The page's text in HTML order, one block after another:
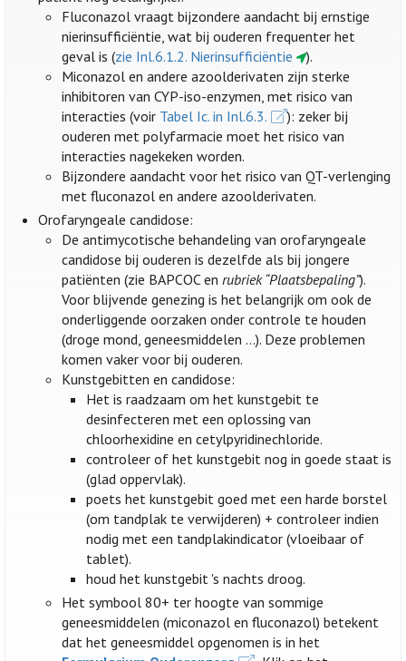
Fluconazol vraagt bijzondere aandacht bij ernstige
nierinsufficiëntie, wat bij ouderen frequenter het
geval is (zie Inl.6.1.2. Nierinsufficiëntie
).
Miconazol en andere azoolderivaten zijn sterke
inhibitoren van CYP-iso-enzymen, met risico van
interacties (voir Tabel Ic. in Inl.6.3.
): zeker bij
ouderen met polyfarmacie moet het risico van
interacties nagekeken worden.
Bijzondere aandacht voor het risico van QT-verlenging
met fluconazol en andere azoolderivaten.
Orofaryngeale candidose:
De antimycotische behandeling van orofaryngeale
candidose bij ouderen is dezelfde als bij jongere
patiënten (zie BAPCOC enrubriek “Plaatsbepaling”).
Voor blijvende genezing is het belangrijk om ook de
onderliggende oorzaken onder controle te houden
(droge mond, geneesmiddelen …). Deze problemen
komen vaker voor bij ouderen.
Kunstgebitten en candidose:
Het is raadzaam om het kunstgebit te
desinfecteren met een oplossing van
chloorhexidine en cetylpyridinechloride.
controleer of het kunstgebit nog in goede staat is
(glad oppervlak).
poets het kunstgebit goed met een harde borstel
(om tandplak te verwijderen) + controleer indien
nodig met een tandplakindicator (vloeibaar of
tablet).
houd het kunstgebit 's nachts droog.
Het symbool 80+ ter hoogte van sommige
geneesmiddelen (miconazol en fluconazol) betekent
dat het geneesmiddel opgenomen is in het